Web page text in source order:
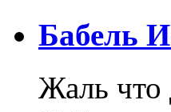
Бабель
Жаль что